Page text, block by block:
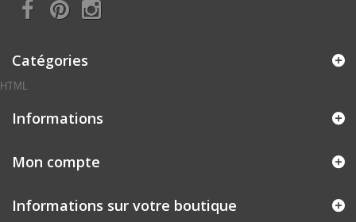
Catégories
HTML
Informations
Mon compte
Informations sur votre boutique